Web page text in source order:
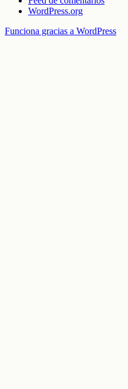
WordPress.org
Funciona gracias a WordPress